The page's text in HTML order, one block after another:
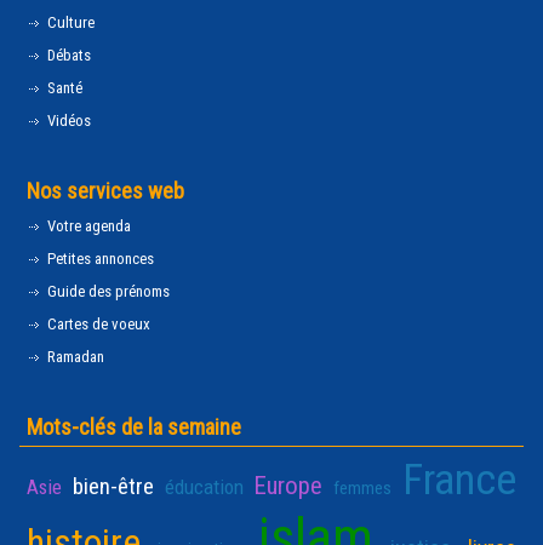
Culture
Débats
Santé
Vidéos
Nos services web
Votre agenda
Petites annonces
Guide des prénoms
Cartes de voeux
Ramadan
Mots-clés de la semaine
Asie bien-être éducation Europe femmes France